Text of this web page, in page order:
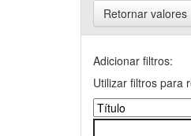
Retornar valores
Adicionar filtros:
Utilizar filtros para